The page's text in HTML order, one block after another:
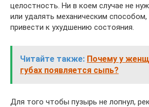
целостность. Ни в коем случае не
или удалять механическим
привести к ухудшению состояния.
Читайте также: Почему у
губах появляется сыпь?
Для того чтобы пузырь не лопнул,